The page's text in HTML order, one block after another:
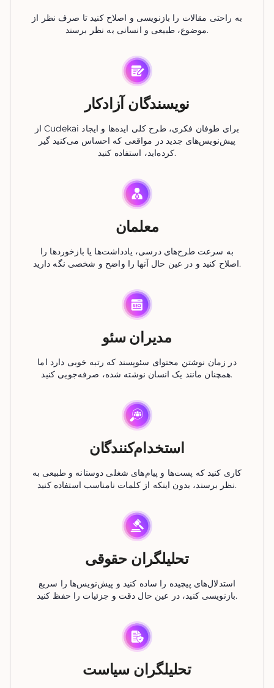
به راحتی مقالات را بازنویسی و اصلاح کنید تا صرف نظر از
موضوع، طبیعی و انسانی به نظر برسند.
نویسندگان آزادکار
از Cudekai برای طوفان فکری، طرح کلی ایده‌ها و ایجاد
پیش‌نویس‌های جدید در مواقعی که احساس می‌کنید گیر
کرده‌اید، استفاده کنید.
معلمان
به سرعت طرح‌های درسی، یادداشت‌ها یا بازخوردها را
اصلاح کنید و در عین حال آنها را واضح و شخصی نگه دارید.
مدیران سئو
در زمان نوشتن محتوای سئوپسند که رتبه خوبی دارد اما
همچنان مانند یک انسان نوشته شده، صرفه‌جویی کنید.
استخدام‌کنندگان
کاری کنید که پست‌ها و پیام‌های شغلی دوستانه و طبیعی به
نظر برسند، بدون اینکه از کلمات نامناسب استفاده کنید.
تحلیلگران حقوقی
استدلال‌های پیچیده را ساده کنید و پیش‌نویس‌ها را سریع
بازنویسی کنید، در عین حال دقت و جزئیات را حفظ کنید.
تحلیلگران سیاست